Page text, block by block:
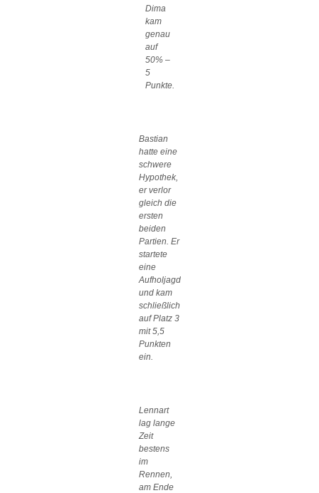
Dima
kam
genau
auf
50% –
5
Punkte.
Bastian
hatte eine
schwere
Hypothek,
er verlor
gleich die
ersten
beiden
Partien. Er
startete
eine
Aufholjagd
und kam
schließlich
auf Platz 3
mit 5,5
Punkten
ein.
Lennart
lag lange
Zeit
bestens
im
Rennen,
am Ende